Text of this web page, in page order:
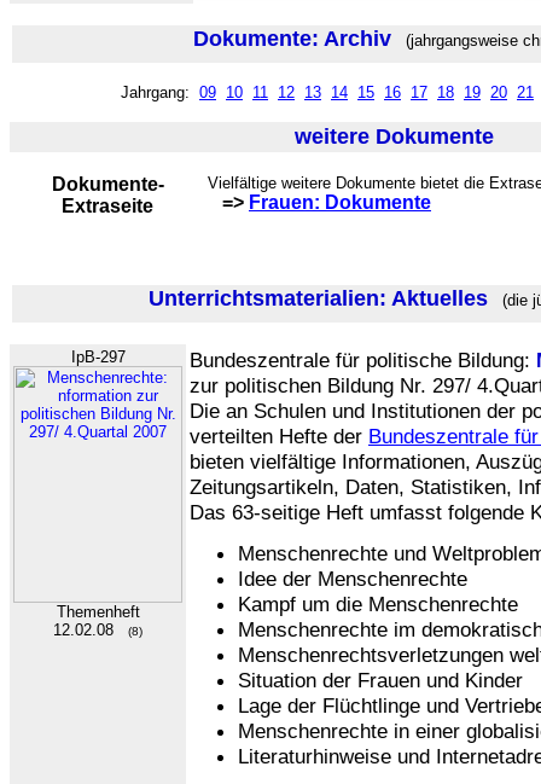
Dokumente: Archiv (jahrgangsweise
Jahrgang: 09 10 11 12 13 14 15 16 17 18 19 20 21
weitere Dokumente
Dokumente-
Extraseite
Vielfältige weitere Dokumente bietet die
=> Frauen: Dokumente
Unterrichtsmaterialien: Aktuelles (die
IpB-297
Themenheft
12.02.08
(8)
Bundeszentrale für politische Bildung:
zur politischen Bildung Nr. 297/
Die an Schulen und Institutionen der
verteilten Hefte der Bundeszentrale
bieten vielfältige Informationen,
Zeitungsartikeln, Daten, Statistiken,
Das 63-seitige Heft umfasst folgende
Menschenrechte und
Idee der Menschenrechte
Kampf um die Menschenrechte
Menschenrechte im
Menschenrechtsverletzungen
Situation der Frauen und Kinder
Lage der Flüchtlinge und
Menschenrechte in einer
Literaturhinweise und